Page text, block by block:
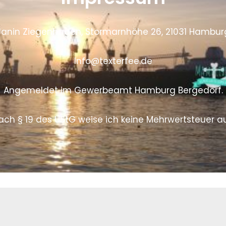
Ziegenhagen, Stormarnhöhe 26, 21031
Info@texterfee.de
Angemeldet im Gewerbeamt Hamburg Bergedorf.
§ 19 des UStG weise ich keine Mehrwertsteuer